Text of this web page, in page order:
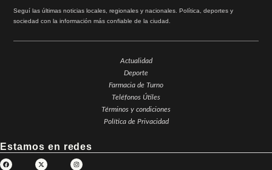
Seguí las últimas noticias locales, regionales y nacionales. Política, deportes y
sociedad con la información más confiable de la ciudad.
Actualidad
Deporte
Farmacia de Turno
Teléfonos Útiles
Términos y condiciones
Política de Privacidad
Estamos en redes